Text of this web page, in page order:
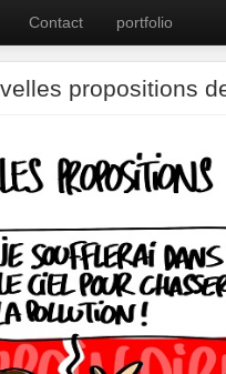
Contact portfolio
propositions